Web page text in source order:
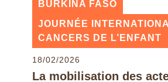
BURKINA FASO
JOURNÉE
CANCERS DE L’ENFANT
18/02/2026
La mobilisation des